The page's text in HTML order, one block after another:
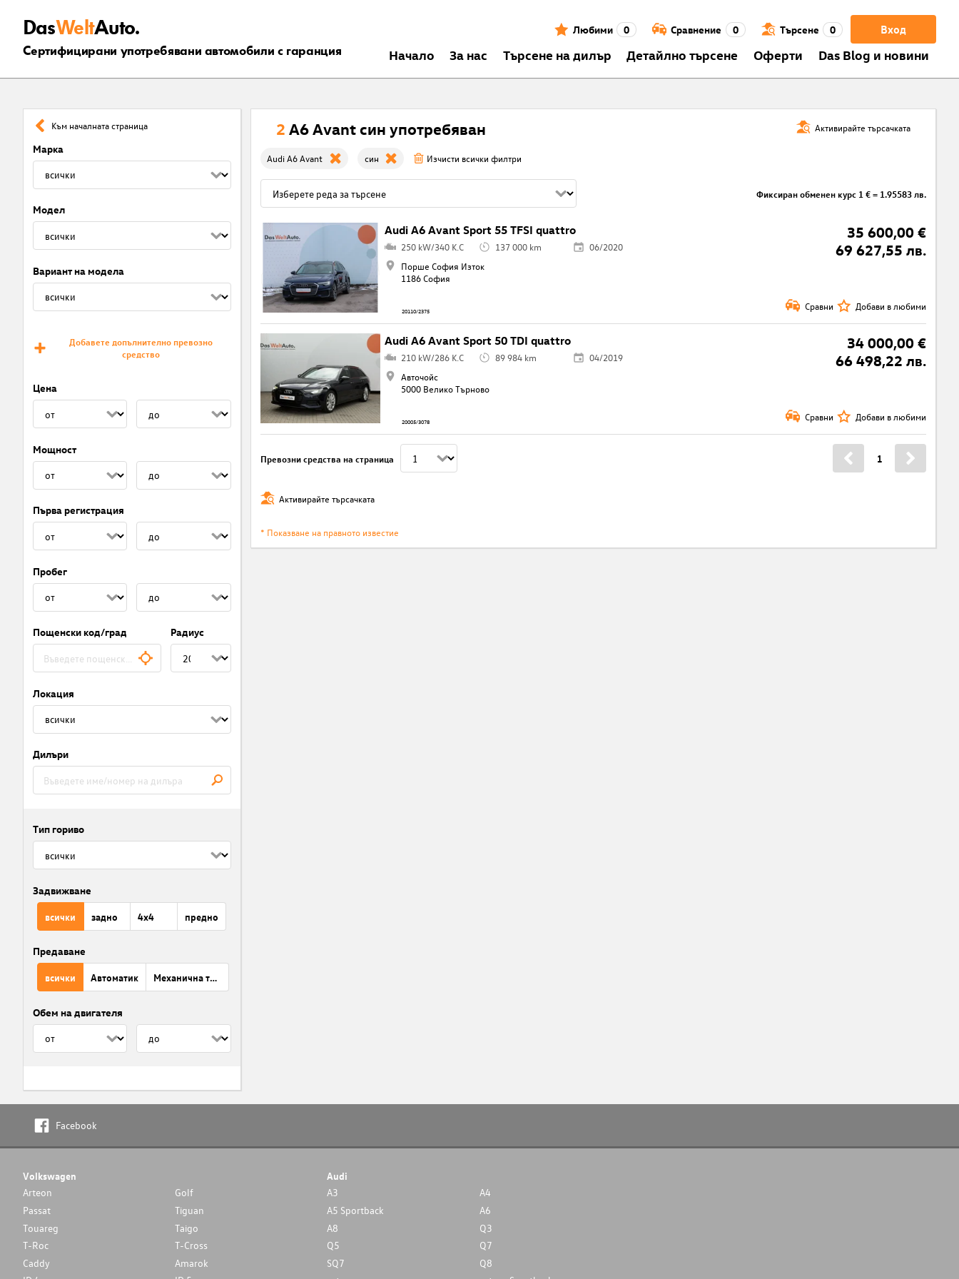
DasWeltAuto.
Сертифицирани употребявани автомобили с гаранция
Вход
Любими 0 Сравнение 0 Търсене 0
Началo За нас Търсене на дилър Детайлно търсене Оферти Das Blog и новини
Към началната страница
Марка
Модел
Вариант на модела
Добавете допълнително превозно
средство
Цена
Мощност
Първа регистрация
Пробег
Пощенски код/град Радиус
Локация
Дилъри
Тип гориво
Задвижване
всички задно 4x4 предно
Предаване
всички Автоматик Механична трансмисия
Обем на двигателя
Активирайте търсачката
2 A6 Avant син употребяван
Audi A6 Avant син Изчисти всички филтри
Фиксиран обменен курс 1 € = 1.95583 лв.
Audi A6 Avant Sport 55 TFSI quattro
35 600,00 €
69 627,55 лв.
250 kW/340 K.C 137 000 km
06/2020
Порше София Изток
1186 София
20110/2375 Сравни Добави в любими
Audi A6 Avant Sport 50 TDI quattro
34 000,00 €
66 498,22 лв.
210 kW/286 K.C 89 984 km
04/2019
Авточойс
5000 Велико Търново
20005/3078 Сравни Добави в любими
Превозни средства на страница 1
Активирайте търсачката
* Показване на правното известие
Facebook
Volkswagen
Arteon
Golf
Passat
Tiguan
Touareg
Taigo
T-Roc
T-Cross
Caddy
Amarok
Audi
A3
A4
A5 Sportback
A6
A8
Q3
Q5
Q7
SQ7
Q8